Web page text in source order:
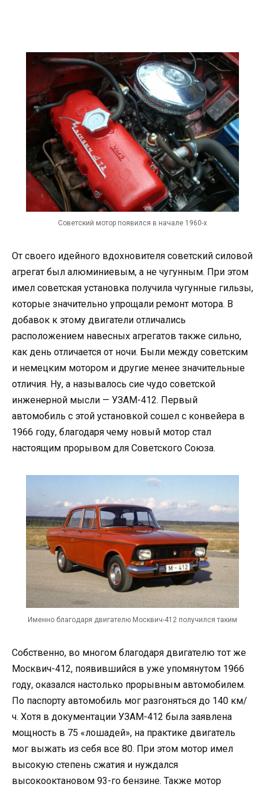
Советский мотор появился в начале 1960-х
От своего идейного вдохновителя советский силовой
агрегат был алюминиевым, а не чугунным. При этом
имел советская установка получила чугунные гильзы,
которые значительно упрощали ремонт мотора. В
добавок к этому двигатели отличались
расположением навесных агрегатов также сильно,
как день отличается от ночи. Были между советским
и немецким мотором и другие менее значительные
отличия. Ну, а называлось сие чудо советской
инженерной мысли — УЗАМ-412. Первый
автомобиль с этой установкой сошел с конвейера в
1966 году, благодаря чему новый мотор стал
настоящим прорывом для Советского Союза.
Именно благодаря двигателю Москвич-412 получился таким
Собственно, во многом благодаря двигателю тот же
Москвич-412, появившийся в уже упомянутом 1966
году, оказался настолько прорывным автомобилем.
По паспорту автомобиль мог разгоняться до 140 км/
ч. Хотя в документации УЗАМ-412 была заявлена
мощность в 75 «лошадей», на практике двигатель
мог выжать из себя все 80. При этом мотор имел
высокую степень сжатия и нуждался
высокооктановом 93-го бензине. Также мотор